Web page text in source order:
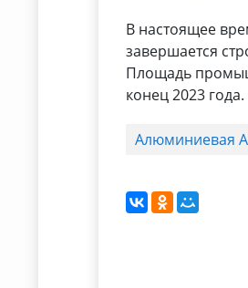
В настоящее
завершается
Площадь
конец 2023 года.
Алюминиевая